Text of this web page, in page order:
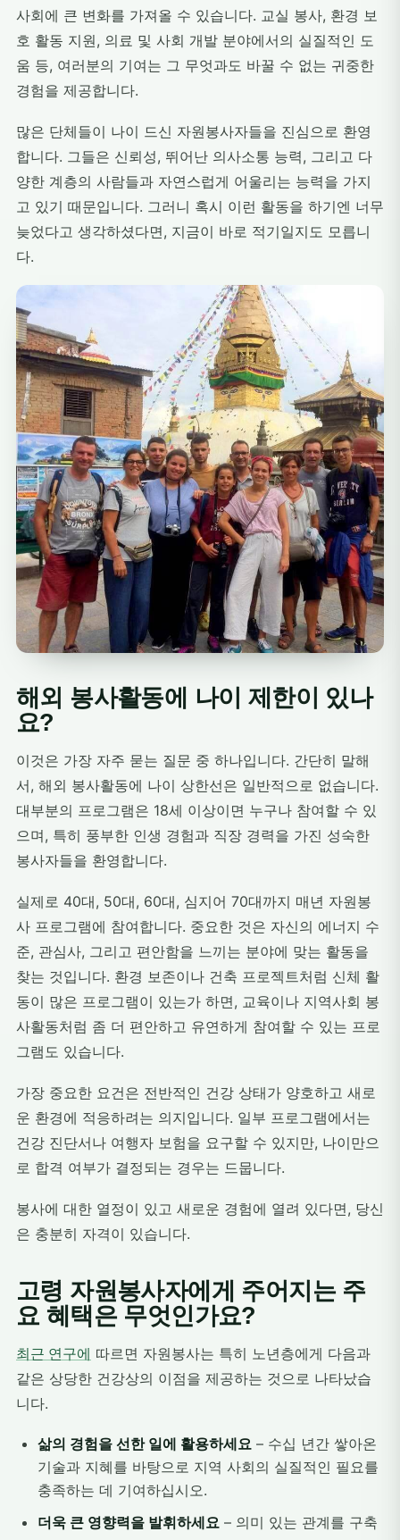
사회에 큰 변화를 가져올 수 있습니다. 교실 봉사, 환경 보
호 활동 지원, 의료 및 사회 개발 분야에서의 실질적인 도
움 등, 여러분의 기여는 그 무엇과도 바꿀 수 없는 귀중한
경험을 제공합니다.
많은 단체들이 나이 드신 자원봉사자들을 진심으로 환영
합니다. 그들은 신뢰성, 뛰어난 의사소통 능력, 그리고 다
양한 계층의 사람들과 자연스럽게 어울리는 능력을 가지
고 있기 때문입니다. 그러니 혹시 이런 활동을 하기엔 너무
늦었다고 생각하셨다면, 지금이 바로 적기일지도 모릅니
다.
해외 봉사활동에 나이 제한이 있나
요?
이것은 가장 자주 묻는 질문 중 하나입니다. 간단히 말해
서, 해외 봉사활동에 나이 상한선은 일반적으로 없습니다.
대부분의 프로그램은 18세 이상이면 누구나 참여할 수 있
으며, 특히 풍부한 인생 경험과 직장 경력을 가진 성숙한
봉사자들을 환영합니다.
실제로 40대, 50대, 60대, 심지어 70대까지 매년 자원봉
사 프로그램에 참여합니다. 중요한 것은 자신의 에너지 수
준, 관심사, 그리고 편안함을 느끼는 분야에 맞는 활동을
찾는 것입니다. 환경 보존이나 건축 프로젝트처럼 신체 활
동이 많은 프로그램이 있는가 하면, 교육이나 지역사회 봉
사활동처럼 좀 더 편안하고 유연하게 참여할 수 있는 프로
그램도 있습니다.
가장 중요한 요건은 전반적인 건강 상태가 양호하고 새로
운 환경에 적응하려는 의지입니다. 일부 프로그램에서는
건강 진단서나 여행자 보험을 요구할 수 있지만, 나이만으
로 합격 여부가 결정되는 경우는 드뭅니다.
봉사에 대한 열정이 있고 새로운 경험에 열려 있다면, 당신
은 충분히 자격이 있습니다.
고령 자원봉사자에게 주어지는 주
요 혜택은 무엇인가요?
최근 연구에 따르면 자원봉사는 특히 노년층에게 다음과
같은 상당한 건강상의 이점을 제공하는 것으로 나타났습
니다.
삶의 경험을 선한 일에 활용하세요 – 수십 년간 쌓아온
기술과 지혜를 바탕으로 지역 사회의 실질적인 필요를
충족하는 데 기여하십시오.
더욱 큰 영향력을 발휘하세요 – 의미 있는 관계를 구축